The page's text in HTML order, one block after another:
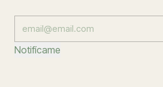
Notifícame